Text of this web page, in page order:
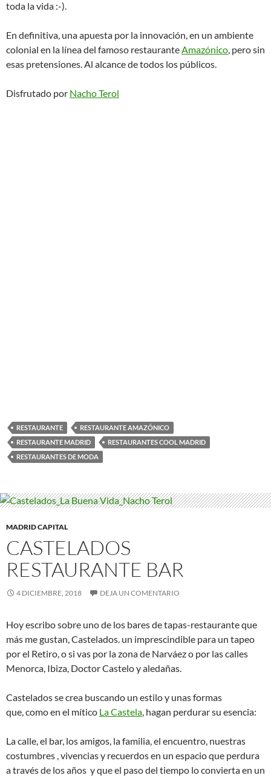
toda la vida :-).
En definitiva, una apuesta por la innovación, en un ambiente
colonial en la línea del famoso restauranteAmazónico, pero sin
esas pretensiones. Al alcance de todos los públicos.
Disfrutado por Nacho Terol
RESTAURANTE
RESTAURANTE AMAZÓNICO
RESTAURANTE MADRID
RESTAURANTES COOL MADRID
RESTAURANTES DE MODA
MADRID CAPITAL
CASTELADOS
RESTAURANTE BAR
4 DICIEMBRE, 2018 DEJA UN COMENTARIO
Hoy escribo sobre uno de los bares de tapas-restaurante que
más me gustan, Castelados. un imprescindible para un tapeo
por el Retiro, o si vas por la zona de Narváez o por las calles
Menorca, Ibiza, Doctor Castelo y aledañas.
Castelados se crea buscando un estilo y unas formas
que, como en el mítico La Castela, hagan perdurar su esencia:
La calle, el bar, los amigos, la familia, el encuentro, nuestras
costumbres , vivencias y recuerdos en un espacio que perdura
a través de los años y que el paso del tiempo lo convierta en un